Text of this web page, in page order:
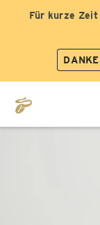
Für kurze